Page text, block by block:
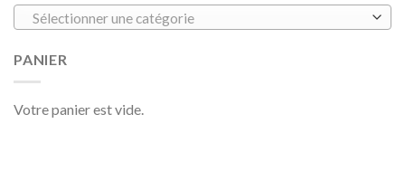
Sélectionner une catégorie
PANIER
Votre panier est vide.